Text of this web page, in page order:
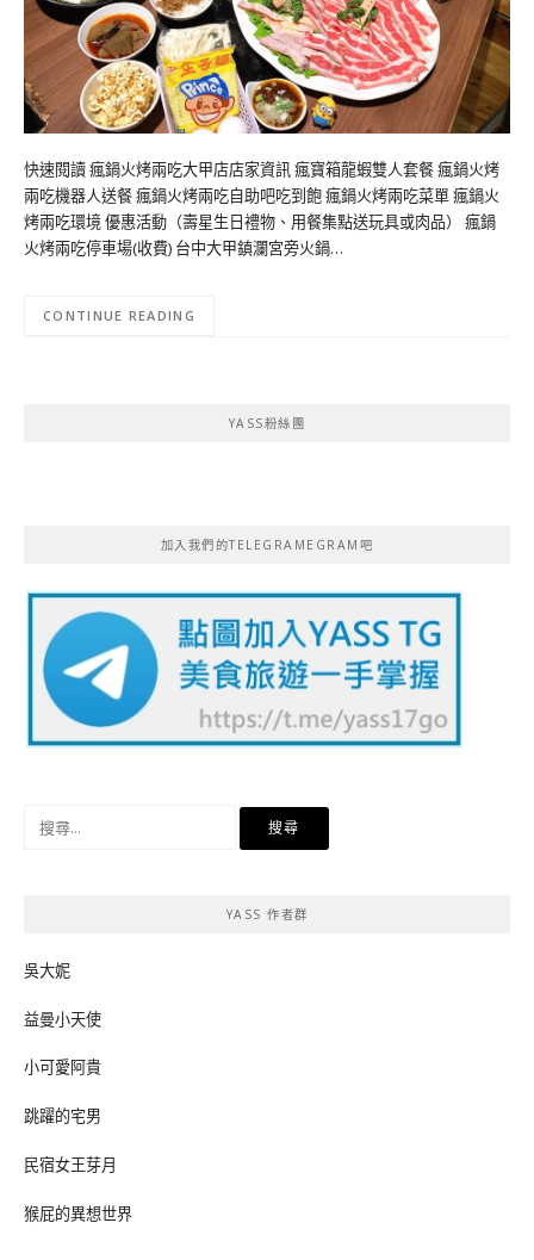
快速閱讀 瘋鍋火烤兩吃大甲店店家資訊 瘋寶箱龍蝦雙人套餐 瘋鍋火烤
兩吃機器人送餐 瘋鍋火烤兩吃自助吧吃到飽 瘋鍋火烤兩吃菜單 瘋鍋火
烤兩吃環境 優惠活動（壽星生日禮物、用餐集點送玩具或肉品） 瘋鍋
火烤兩吃停車場(收費) 台中大甲鎮瀾宮旁火鍋…
CONTINUE READING
YASS粉絲團
加入我們的TELEGRAMEGRAM吧
YASS 作者群
吳大妮
益曼小天使
小可愛阿貴
跳躍的宅男
民宿女王芽月
猴屁的異想世界